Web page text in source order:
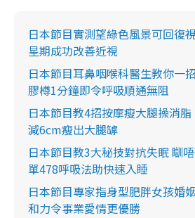
日本節目實測望綠色風景可回復
星期成功改善近視
日本節目耳鼻咽喉科醫生教你一
膠樽1分鐘即令呼吸順通無阻
日本節目教4招按摩瘦大腿操消
減6cm瘦出大腿罅
日本節目教3大秘技對抗失眠 瞓
單478呼吸法助快速入睡
日本節目專家指身型肥胖女孩婚
和力令事業愛情更優勝